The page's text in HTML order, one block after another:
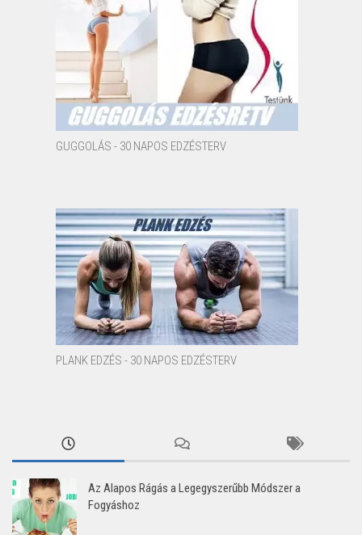
GUGGOLÁS - 30 NAPOS EDZÉSTERV
PLANK EDZÉS - 30 NAPOS EDZÉSTERV
Az Alapos Rágás a Legegyszerűbb Módszer a
Fogyáshoz